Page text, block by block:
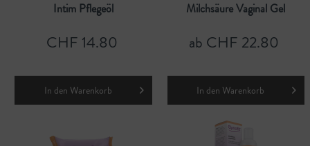
Intim Pflegeöl
CHF 14.80
In den Warenkorb
Milchsäure Vaginal Gel
ab CHF 22.80
In den Warenkorb